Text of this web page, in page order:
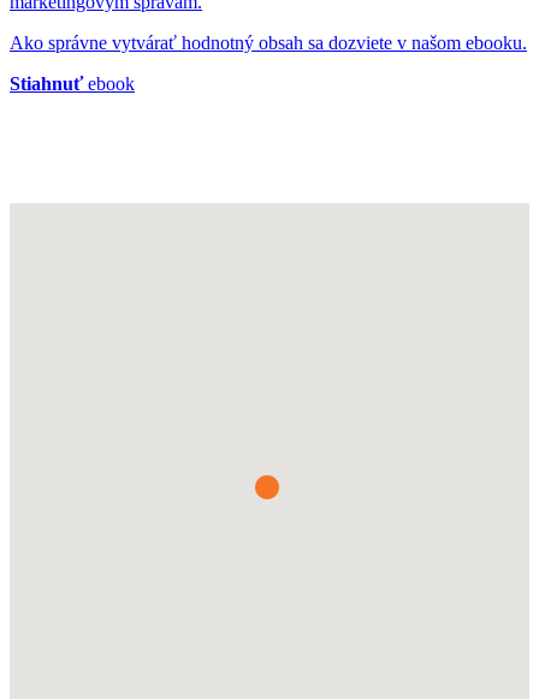
Ako správne vytvárať hodnotný obsah sa dozviete v našom ebooku.
Stiahnuťebook